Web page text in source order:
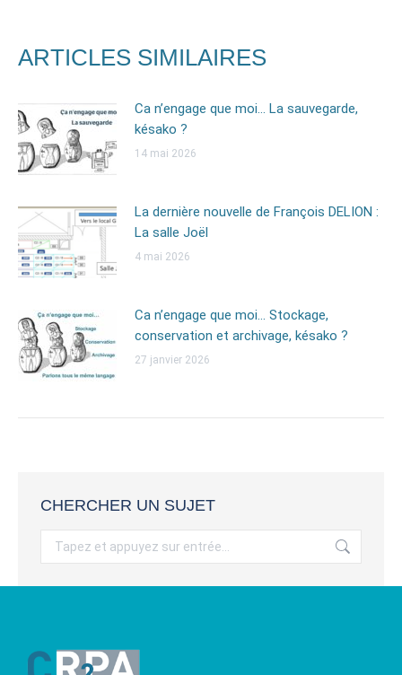
ARTICLES SIMILAIRES
Ca n’engage que moi… La sauvegarde,
késako ?
14 mai 2026
La dernière nouvelle de François DELION :
La salle Joël
4 mai 2026
Ca n’engage que moi… Stockage,
conservation et archivage, késako ?
27 janvier 2026
CHERCHER UN SUJET
Recherche